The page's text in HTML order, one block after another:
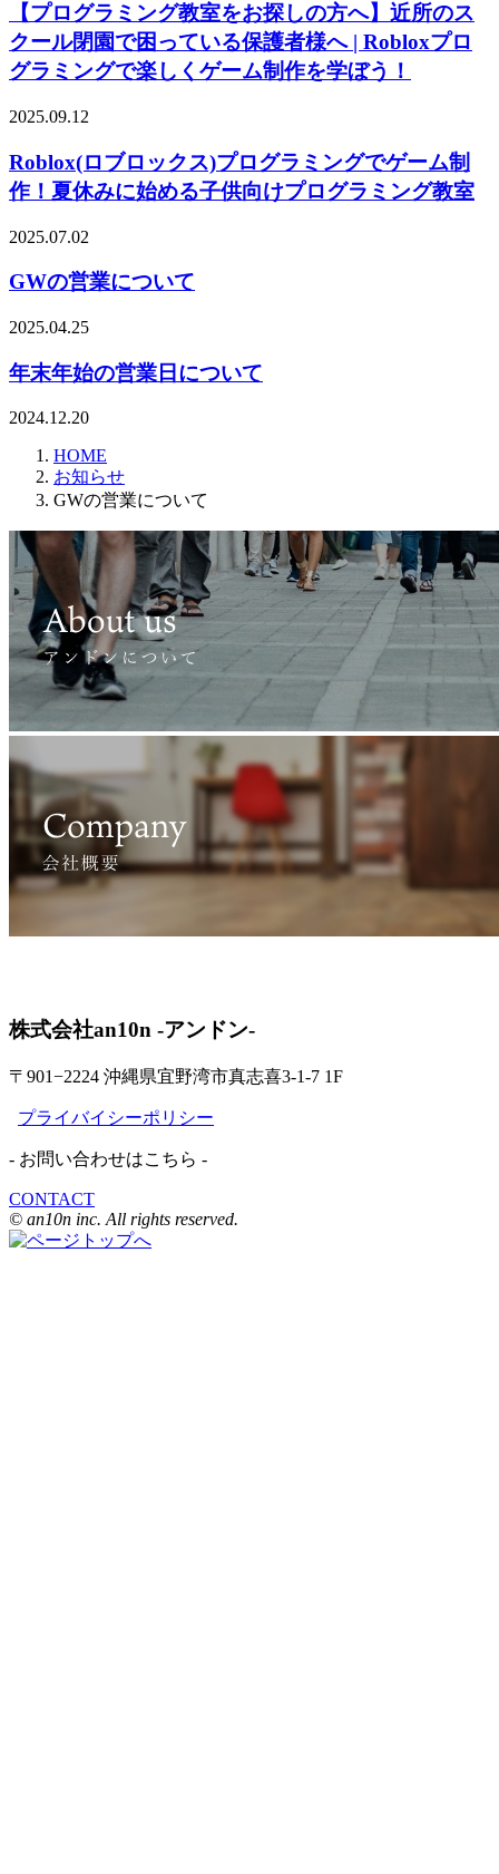
【プログラミング教室をお探しの方へ】近所のス
クール閉園で困っている保護者様へ | Robloxプロ
グラミングで楽しくゲーム制作を学ぼう！
2025.09.12
Roblox(ロブロックス)プログラミングでゲーム制
作！夏休みに始める子供向けプログラミング教室
2025.07.02
GWの営業について
2025.04.25
年末年始の営業日について
2024.12.20
HOME
お知らせ
GWの営業について
株式会社an10n -アンドン-
〒901−2224 沖縄県宜野湾市真志喜3-1-7 1F
プライバイシーポリシー
- お問い合わせはこちら -
CONTACT
© an10n inc. All rights reserved.